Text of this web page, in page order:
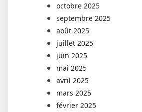
octobre 2025
septembre 2025
août 2025
juillet 2025
juin 2025
mai 2025
avril 2025
mars 2025
février 2025